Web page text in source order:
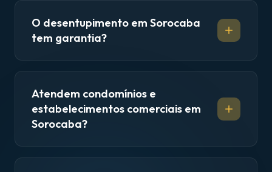
O desentupimento em Sorocaba
tem garantia?
Atendem condomínios e
estabelecimentos comerciais em
Sorocaba?